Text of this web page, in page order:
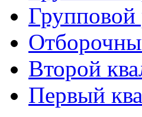
Групповой
Второй
Первый